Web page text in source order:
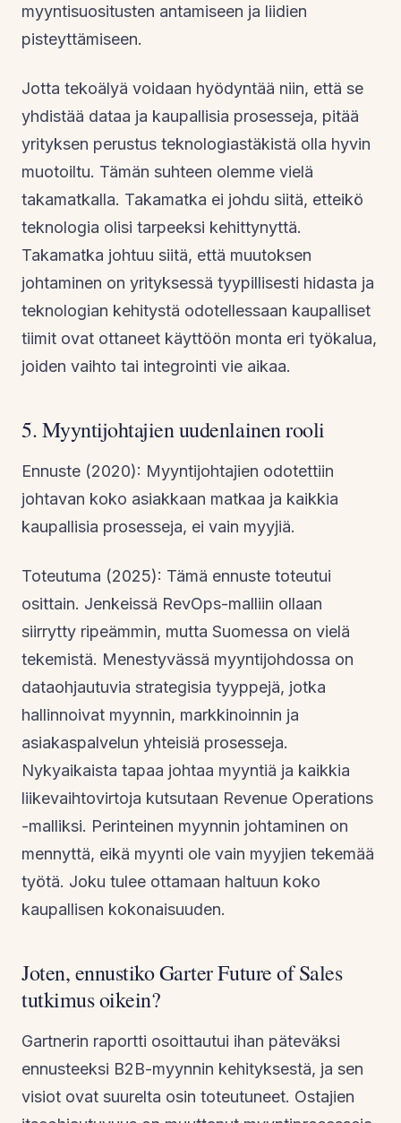
myyntisuositusten antamiseen ja liidien
pisteyttämiseen.
Jotta tekoälyä voidaan hyödyntää niin, että se
yhdistää dataa ja kaupallisia prosesseja, pitää
yrityksen perustus teknologiastäkistä olla hyvin
muotoiltu. Tämän suhteen olemme vielä
takamatkalla. Takamatka ei johdu siitä, etteikö
teknologia olisi tarpeeksi kehittynyttä.
Takamatka johtuu siitä, että muutoksen
johtaminen on yrityksessä tyypillisesti hidasta ja
teknologian kehitystä odotellessaan kaupalliset
tiimit ovat ottaneet käyttöön monta eri työkalua,
joiden vaihto tai integrointi vie aikaa.
5. Myyntijohtajien uudenlainen rooli
Ennuste (2020): Myyntijohtajien odotettiin
johtavan koko asiakkaan matkaa ja kaikkia
kaupallisia prosesseja, ei vain myyjiä.
Toteutuma (2025): Tämä ennuste toteutui
osittain. Jenkeissä RevOps-malliin ollaan
siirrytty ripeämmin, mutta Suomessa on vielä
tekemistä. Menestyvässä myyntijohdossa on
dataohjautuvia strategisia tyyppejä, jotka
hallinnoivat myynnin, markkinoinnin ja
asiakaspalvelun yhteisiä prosesseja.
Nykyaikaista tapaa johtaa myyntiä ja kaikkia
liikevaihtovirtoja kutsutaan Revenue Operations
-malliksi. Perinteinen myynnin johtaminen on
mennyttä, eikä myynti ole vain myyjien tekemää
työtä. Joku tulee ottamaan haltuun koko
kaupallisen kokonaisuuden.
Joten, ennustiko Garter Future of Sales
tutkimus oikein?
Gartnerin raportti osoittautui ihan päteväksi
ennusteeksi B2B-myynnin kehityksestä, ja sen
visiot ovat suurelta osin toteutuneet. Ostajien